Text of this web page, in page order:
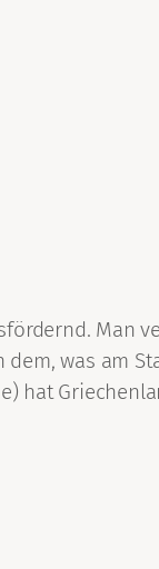
Man
was am
hat